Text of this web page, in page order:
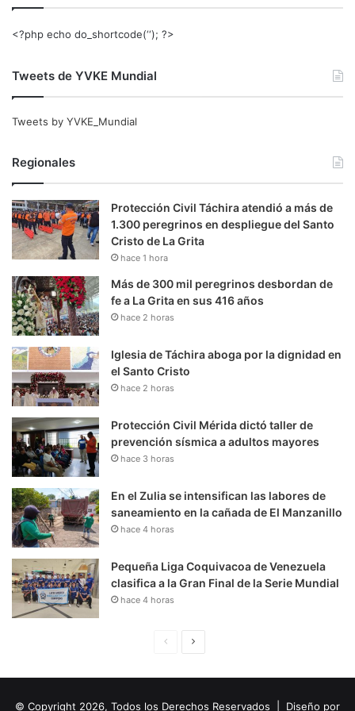
<?php echo do_shortcode(‘‘); ?>
Tweets de YVKE Mundial
Tweets by YVKE_Mundial
Regionales
Protección Civil Táchira atendió a más de
1.300 peregrinos en despliegue del Santo
Cristo de La Grita
hace 1 hora
Más de 300 mil peregrinos desbordan de
fe a La Grita en sus 416 años
hace 2 horas
Iglesia de Táchira aboga por la dignidad en
el Santo Cristo
hace 2 horas
Protección Civil Mérida dictó taller de
prevención sísmica a adultos mayores
hace 3 horas
En el Zulia se intensifican las labores de
saneamiento en la cañada de El Manzanillo
hace 4 horas
Pequeña Liga Coquivacoa de Venezuela
clasifica a la Gran Final de la Serie Mundial
hace 4 horas
i
u
© Copyright 2026, Todos los Derechos Reservados | Diseño por